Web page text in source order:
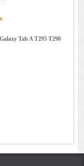
Tab A T295 T290